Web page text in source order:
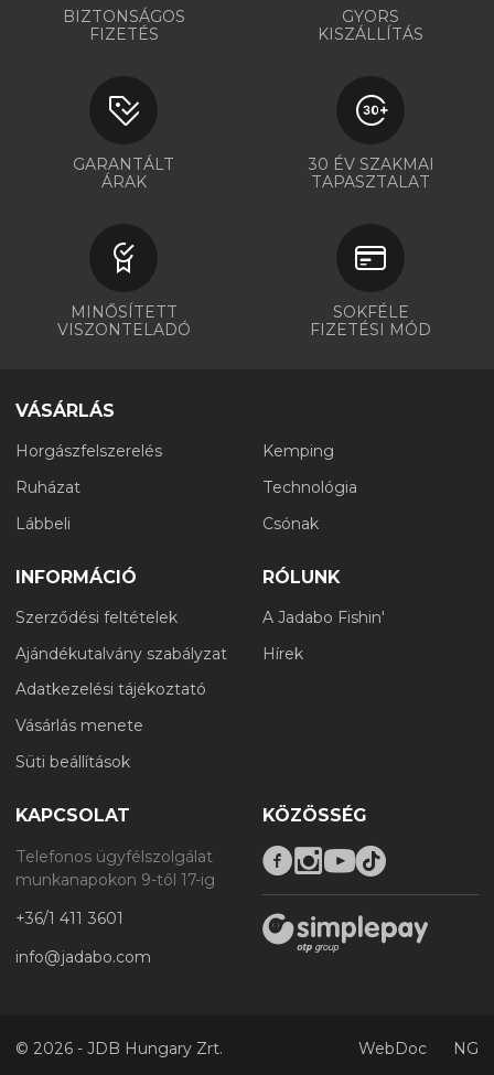
BIZTONSÁGOS
FIZETÉS
GYORS
KISZÁLLÍTÁS
GARANTÁLT
ÁRAK
30 ÉV SZAKMAI
TAPASZTALAT
MINŐSÍTETT
VISZONTELADÓ
SOKFÉLE
FIZETÉSI MÓD
VÁSÁRLÁS
Horgászfelszerelés
Ruházat
Lábbeli
Kemping
Technológia
Csónak
INFORMÁCIÓ
Szerződési feltételek
Ajándékutalvány szabályzat
Adatkezelési tájékoztató
Vásárlás menete
Süti beállítások
RÓLUNK
A Jadabo Fishin'
Hírek
KAPCSOLAT
Telefonos ügyfélszolgálat
munkanapokon 9-től 17-ig
+36/1 411 3601
info@jadabo.com
KÖZÖSSÉG
© 2026 - JDB Hungary Zrt. WebDoc NG